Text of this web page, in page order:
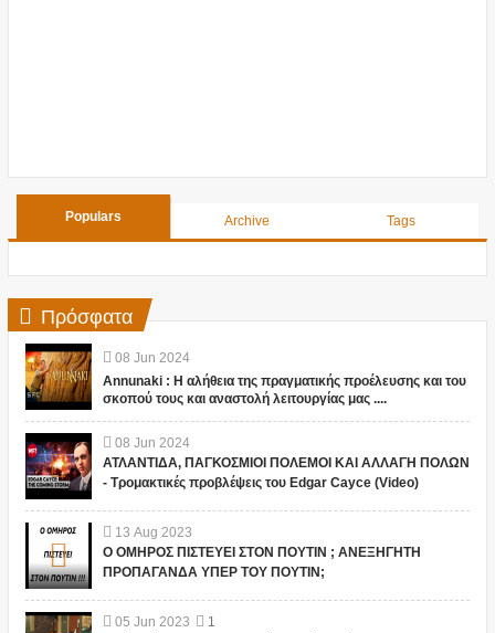
Populars Archive Tags
Πρόσφατα
08 Jun 2024
Annunaki : Η αλήθεια της πραγματικής προέλευσης και του
σκοπού τους και αναστολή λειτουργίας μας ....
08 Jun 2024
ΑΤΛΑΝΤΙΔΑ, ΠΑΓΚΟΣΜΙΟΙ ΠΟΛΕΜΟΙ ΚΑΙ ΑΛΛΑΓΗ ΠΟΛΩΝ
- Τρομακτικές προβλέψεις του Edgar Cayce (Video)
13 Aug 2023
Ο ΟΜΗΡΟΣ ΠΙΣΤΕΥΕΙ ΣΤΟΝ ΠΟΥΤΙΝ ; ΑΝΕΞΗΓΗΤΗ
ΠΡΟΠΑΓΑΝΔΑ ΥΠΕΡ ΤΟΥ ΠΟΥΤΙΝ;
05 Jun 2023
1